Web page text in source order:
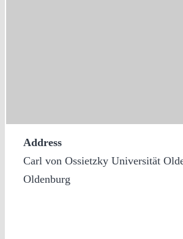
Address
Carl von Ossietzky Universität
Oldenburg